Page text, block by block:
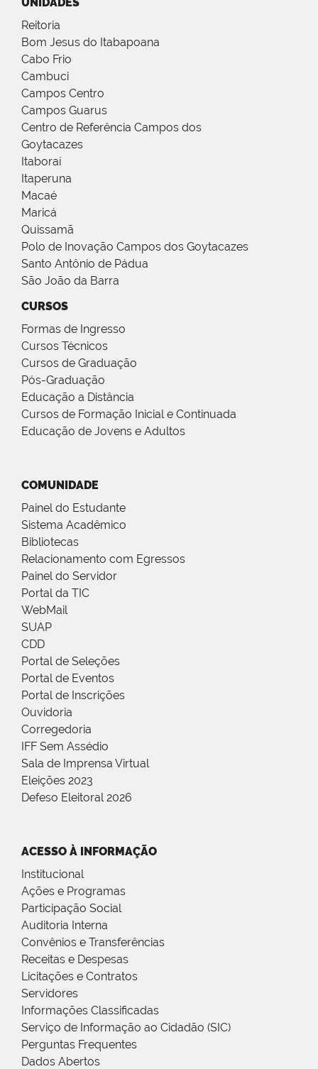
Reitoria
Bom Jesus do Itabapoana
Cabo Frio
Cambuci
Campos Centro
Campos Guarus
Centro de Referência Campos dos
Goytacazes
Itaboraí
Itaperuna
Macaé
Maricá
Quissamã
Polo de Inovação Campos dos Goytacazes
Santo Antônio de Pádua
São João da Barra
CURSOS
Formas de Ingresso
Cursos Técnicos
Cursos de Graduação
Pós-Graduação
Educação a Distância
Cursos de Formação Inicial e Continuada
Educação de Jovens e Adultos
COMUNIDADE
Painel do Estudante
Sistema Acadêmico
Bibliotecas
Relacionamento com Egressos
Painel do Servidor
Portal da TIC
WebMail
SUAP
CDD
Portal de Seleções
Portal de Eventos
Portal de Inscrições
Ouvidoria
Corregedoria
IFF Sem Assédio
Sala de Imprensa Virtual
Eleições 2023
Defeso Eleitoral 2026
ACESSO À INFORMAÇÃO
Institucional
Ações e Programas
Participação Social
Auditoria Interna
Convênios e Transferências
Receitas e Despesas
Licitações e Contratos
Servidores
Informações Classificadas
Serviço de Informação ao Cidadão (SIC)
Perguntas Frequentes
Dados Abertos